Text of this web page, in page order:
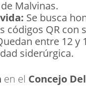
Malvinas.
Se busca
códigos QR con
entre 12 y
siderúrgica.
en el Concejo